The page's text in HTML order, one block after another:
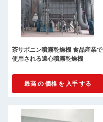
茶サポニン噴霧乾燥機 食品産業で
使用される遠心噴霧乾燥機
最高 の 価格 を 入手 する